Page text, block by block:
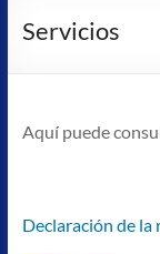
fiscal,
sociedades,
gestión
alquileres,
Servicios
Aquí puede
Declaración de la